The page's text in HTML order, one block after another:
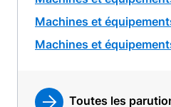
Machines et
Machines et
Toutes les